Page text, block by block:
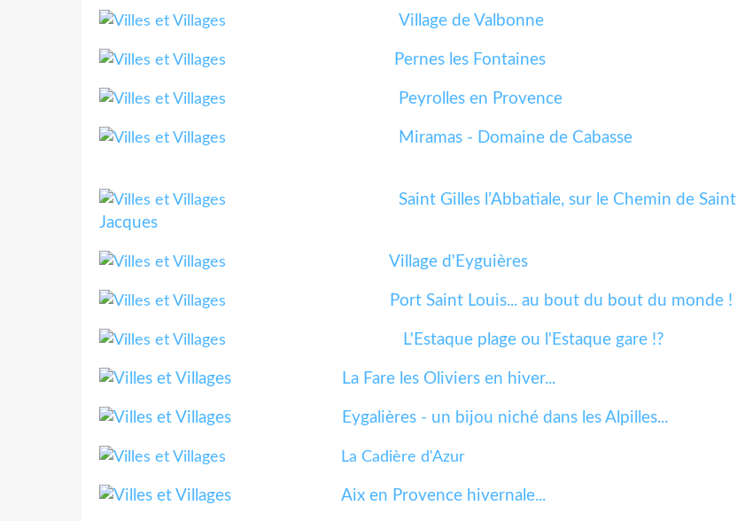
Village de Valbonne
Pernes les Fontaines
Peyrolles en Provence
Miramas - Domaine de Cabasse
Saint Gilles l’Abbatiale, sur le Chemin de Saint
Jacques
Village d'Eyguières
Port Saint Louis... au bout du bout du monde !
L'Estaque plage ou l'Estaque gare !?
La Fare les Oliviers en hiver...
Eygalières - un bijou niché dans les Alpilles...
La Cadière d'Azur
Aix en Provence hivernale...